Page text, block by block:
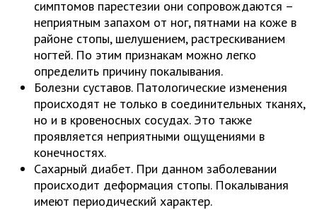
симптомов парестезии они сопровождаются –
неприятным запахом от ног, пятнами на коже в
районе стопы, шелушением, растрескиванием
ногтей. По этим признакам можно легко
определить причину покалывания.
Болезни суставов. Патологические изменения
происходят не только в соединительных тканях,
но и в кровеносных сосудах. Это также
проявляется неприятными ощущениями в
конечностях.
Сахарный диабет. При данном заболевании
происходит деформация стопы. Покалывания
имеют периодический характер.